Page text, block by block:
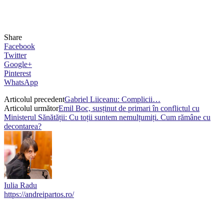
Share
Facebook
Twitter
Google+
Pinterest
WhatsApp
Articolul precedentGabriel Liiceanu: Complicii…
Articolul următorEmil Boc, susținut de primari în conflictul cu
Ministerul Sănătății: Cu toții suntem nemulțumiți. Cum rămâne cu
decontarea?
Iulia Radu
https://andreipartos.ro/